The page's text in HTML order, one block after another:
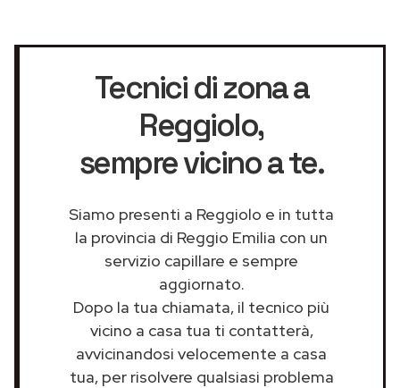
Tecnici di zona a
Reggiolo,
sempre vicino a te.
Siamo presenti a Reggiolo e in tutta
la provincia di Reggio Emilia con un
servizio capillare e sempre
aggiornato.
Dopo la tua chiamata, il tecnico più
vicino a casa tua ti contatterà,
avvicinandosi velocemente a casa
tua, per risolvere qualsiasi problema